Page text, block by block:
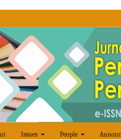
Issues People